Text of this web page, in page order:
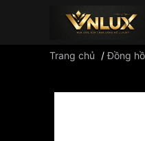
Trang chủ /Đồng